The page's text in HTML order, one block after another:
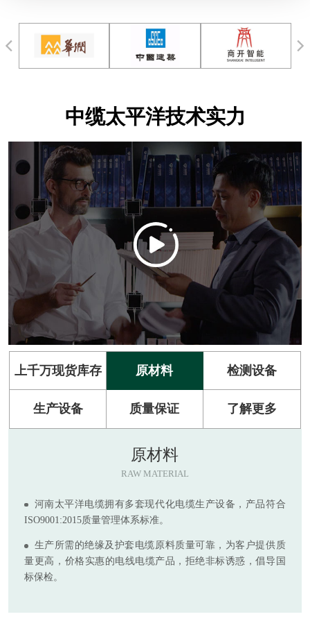
中缆太平洋技术实力
上千万现货库存 原材料 检测设备
生产设备 质量保证 了解更多
原材料
RAW MATERIAL
河南太平洋电缆拥有多套现代化电缆生产设备，产品符合
ISO9001:2015质量管理体系标准。
生产所需的绝缘及护套电缆原料质量可靠，为客户提供质
量更高，价格实惠的电线电缆产品，拒绝非标诱惑，倡导国
标保检。